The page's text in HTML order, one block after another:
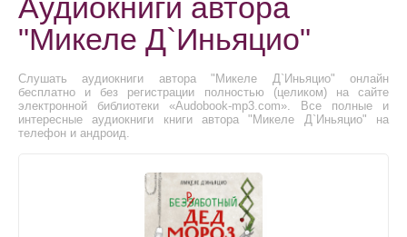
Аудиокниги автора
"Микеле Д`Иньяцио"
Слушать аудиокниги автора "Микеле Д`Иньяцио" онлайн
бесплатно и без регистрации полностью (целиком) на сайте
электронной библиотеки «Audobook-mp3.com». Все полные и
интересные аудиокниги книги автора "Микеле Д`Иньяцио" на
телефон и андроид.